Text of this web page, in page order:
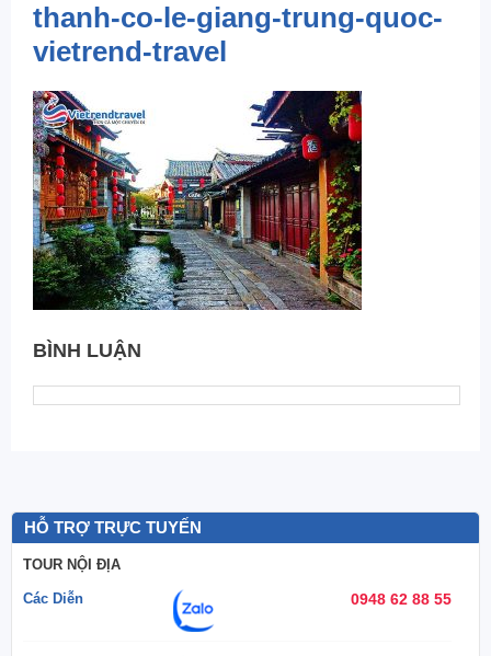
thanh-co-le-giang-trung-quoc-
vietrend-travel
BÌNH LUẬN
HỖ TRỢ TRỰC TUYẾN
TOUR NỘI ĐỊA
Các Diễn 0948 62 88 55